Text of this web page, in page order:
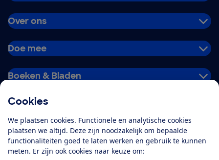
Cookies
We plaatsen cookies. Functionele en analytische cookies
plaatsen we altijd. Deze zijn noodzakelijk om bepaalde
functionaliteiten goed te laten werken en gebruik te kunnen
meten. Er zijn ook cookies naar keuze om:
Over ons
Doe mee
Boeken & Bladen
Alles over de